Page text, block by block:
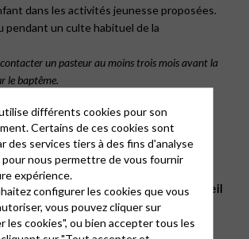
dans les activités jeunesse proposées.
pendant un culte habituel de la
un pasteur au moins trois mois avant la
le baptême.
: baptême, confirmation, accueil
différents cookies pour son
Certains de ces cookies sont
des services tiers à des fins d'analyse
nous permettre de vous fournir
expérience.
configurer les cookies que vous
vous pouvez cliquer sur
les cookies", ou bien accepter tous les